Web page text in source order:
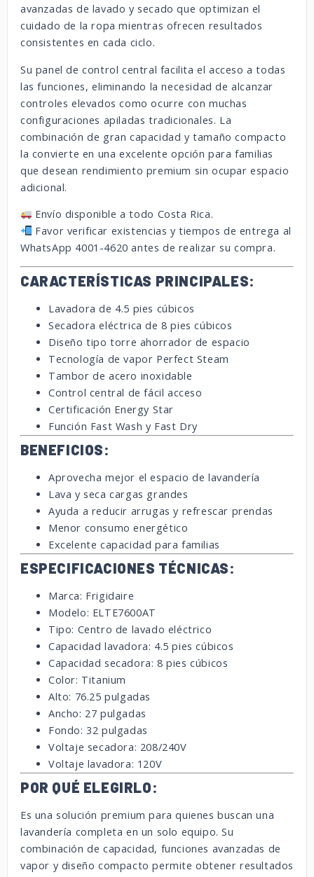
avanzadas de lavado y secado que optimizan el
cuidado de la ropa mientras ofrecen resultados
consistentes en cada ciclo.
Su panel de control central facilita el acceso a todas
las funciones, eliminando la necesidad de alcanzar
controles elevados como ocurre con muchas
configuraciones apiladas tradicionales. La
combinación de gran capacidad y tamaño compacto
la convierte en una excelente opción para familias
que desean rendimiento premium sin ocupar espacio
adicional.
Envío disponible a todo Costa Rica.
Favor verificar existencias y tiempos de entrega al
WhatsApp 4001-4620 antes de realizar su compra.
CARACTERÍSTICAS PRINCIPALES:
Lavadora de 4.5 pies cúbicos
Secadora eléctrica de 8 pies cúbicos
Diseño tipo torre ahorrador de espacio
Tecnología de vapor Perfect Steam
Tambor de acero inoxidable
Control central de fácil acceso
Certificación Energy Star
Función Fast Wash y Fast Dry
BENEFICIOS:
Aprovecha mejor el espacio de lavandería
Lava y seca cargas grandes
Ayuda a reducir arrugas y refrescar prendas
Menor consumo energético
Excelente capacidad para familias
ESPECIFICACIONES TÉCNICAS:
Marca: Frigidaire
Modelo: ELTE7600AT
Tipo: Centro de lavado eléctrico
Capacidad lavadora: 4.5 pies cúbicos
Capacidad secadora: 8 pies cúbicos
Color: Titanium
Alto: 76.25 pulgadas
Ancho: 27 pulgadas
Fondo: 32 pulgadas
Voltaje secadora: 208/240V
Voltaje lavadora: 120V
POR QUÉ ELEGIRLO:
Es una solución premium para quienes buscan una
lavandería completa en un solo equipo. Su
combinación de capacidad, funciones avanzadas de
vapor y diseño compacto permite obtener resultados